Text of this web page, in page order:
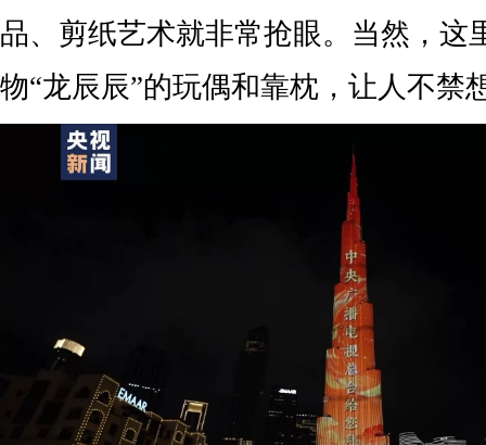
品、剪纸艺术就非常抢眼。当然，这
物“龙辰辰”的玩偶和靠枕，让人不禁